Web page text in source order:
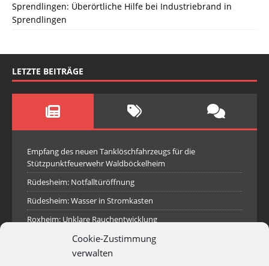
Cookie-Zustimmung
verwalten
Sprendlingen: Überörtliche Hilfe bei Industriebrand in
Sprendlingen
LETZTE BEITRÄGE
Empfang des neuen Tanklöschfahrzeugs für die
Stützpunktfeuerwehr Waldböckelheim
Rüdesheim: Notfalltüröffnung
Rüdesheim: Wasser in Stromkasten
Roxheim: Unklare Rauchentwicklung
Sprendlingen: Überörtliche Hilfe bei Industriebrand in
Sprendlingen